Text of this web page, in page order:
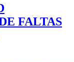
FALTAS